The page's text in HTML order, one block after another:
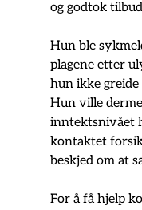
og godtok
Hun ble
plagene etter
hun ikke greide
Hun ville
inntektsnivået
kontaktet
beskjed om at
For å få hjelp